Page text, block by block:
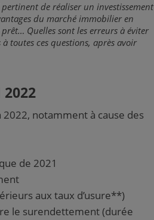
de réaliser un investissement
du marché immobilier en
Quelles sont les erreurs à éviter
toutes ces questions, après avoir
2022
notamment à cause des
de 2021
aux taux d’usure**)
le surendettement (durée